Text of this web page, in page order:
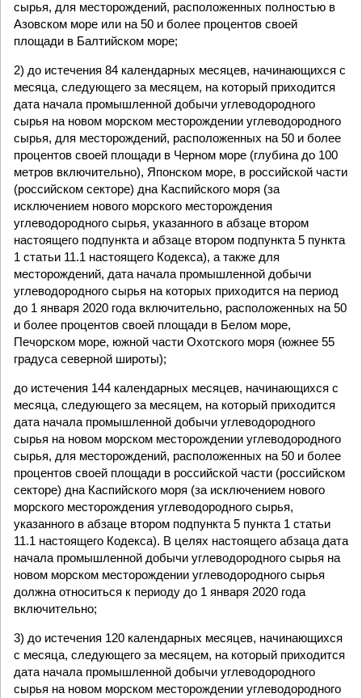
сырья, для месторождений, расположенных полностью в
Азовском море или на 50 и более процентов своей
площади в Балтийском море;
2) до истечения 84 календарных месяцев, начинающихся с
месяца, следующего за месяцем, на который приходится
дата начала промышленной добычи углеводородного
сырья на новом морском месторождении углеводородного
сырья, для месторождений, расположенных на 50 и более
процентов своей площади в Черном море (глубина до 100
метров включительно), Японском море, в российской части
(российском секторе) дна Каспийского моря (за
исключением нового морского месторождения
углеводородного сырья, указанного в абзаце втором
настоящего подпункта и абзаце втором подпункта 5 пункта
1 статьи 11.1 настоящего Кодекса), а также для
месторождений, дата начала промышленной добычи
углеводородного сырья на которых приходится на период
до 1 января 2020 года включительно, расположенных на 50
и более процентов своей площади в Белом море,
Печорском море, южной части Охотского моря (южнее 55
градуса северной широты);
до истечения 144 календарных месяцев, начинающихся с
месяца, следующего за месяцем, на который приходится
дата начала промышленной добычи углеводородного
сырья на новом морском месторождении углеводородного
сырья, для месторождений, расположенных на 50 и более
процентов своей площади в российской части (российском
секторе) дна Каспийского моря (за исключением нового
морского месторождения углеводородного сырья,
указанного в абзаце втором подпункта 5 пункта 1 статьи
11.1 настоящего Кодекса). В целях настоящего абзаца дата
начала промышленной добычи углеводородного сырья на
новом морском месторождении углеводородного сырья
должна относиться к периоду до 1 января 2020 года
включительно;
3) до истечения 120 календарных месяцев, начинающихся
с месяца, следующего за месяцем, на который приходится
дата начала промышленной добычи углеводородного
сырья на новом морском месторождении углеводородного